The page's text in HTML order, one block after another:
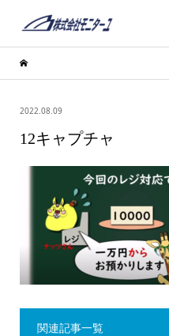
2022.08.09
12キャプチャ
関連記事一覧